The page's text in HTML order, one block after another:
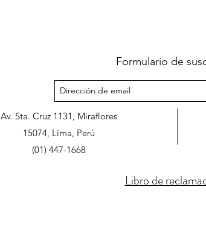
Formulario de
Av. Sta. Cruz 1131, Miraflores
15074, Lima, Perú
(01) 447-1668
Libro de